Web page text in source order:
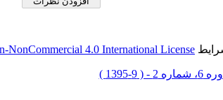
NonCommercial 4.0 International License
شماره 2 - ( 9-1395 )